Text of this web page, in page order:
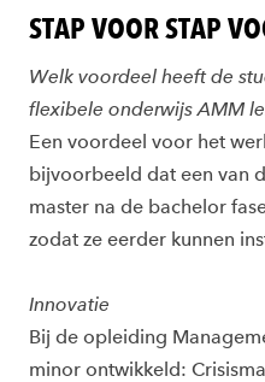
STAP VOOR STAP
Welk voordeel heeft de
flexibele onderwijs AMM
Een voordeel voor het
bijvoorbeeld dat een van
master na de bachelor
zodat ze eerder kunnen
Innovatie
Bij de opleiding
minor ontwikkeld: